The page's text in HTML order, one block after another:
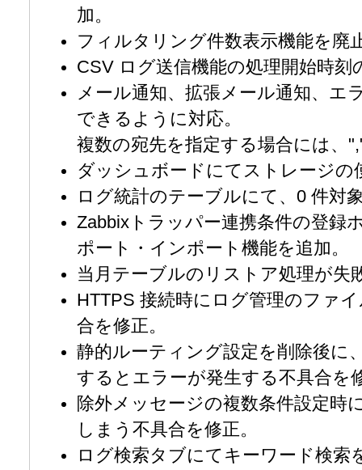
加。
フィルタリング件数表示機能を廃
CSV ログ送信機能の処理開始時刻
メール通知、拡張メール通知、エ
できるように対応。
複数の宛先を指定する場合には、
ダッシュボードにてストレージの
ログ統計のテーブルにて、0 件対
Zabbixトラッパー連携条件の登録
ポート・インポート機能を追加。
当月テーブルのリストア処理が失
HTTPS 接続時にログ管理のファ
合を修正。
静的ルーティング設定を削除後に
するとエラーが発生する不具合を
除外メッセージの複数条件設定時
しまう不具合を修正。
ログ検索タブにてキーワード検